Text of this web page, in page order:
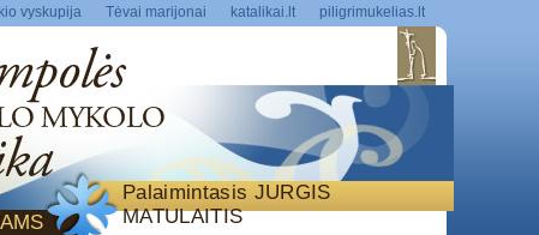
vyskupija Tėvai marijonai katalikai.lt piligrimukelias.lt
Palaimintasis JURGIS
MATULAITIS